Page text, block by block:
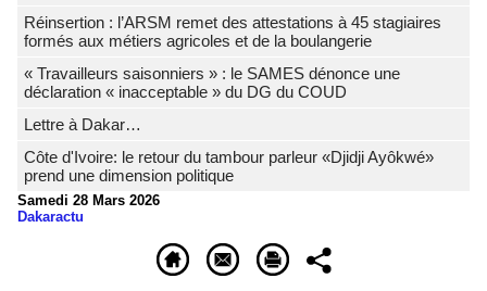
Réinsertion : l’ARSM remet des attestations à 45 stagiaires
formés aux métiers agricoles et de la boulangerie
« Travailleurs saisonniers » : le SAMES dénonce une
déclaration « inacceptable » du DG du COUD
Lettre à Dakar…
Côte d'Ivoire: le retour du tambour parleur «Djidji Ayôkwé»
prend une dimension politique
Samedi 28 Mars 2026
Dakaractu